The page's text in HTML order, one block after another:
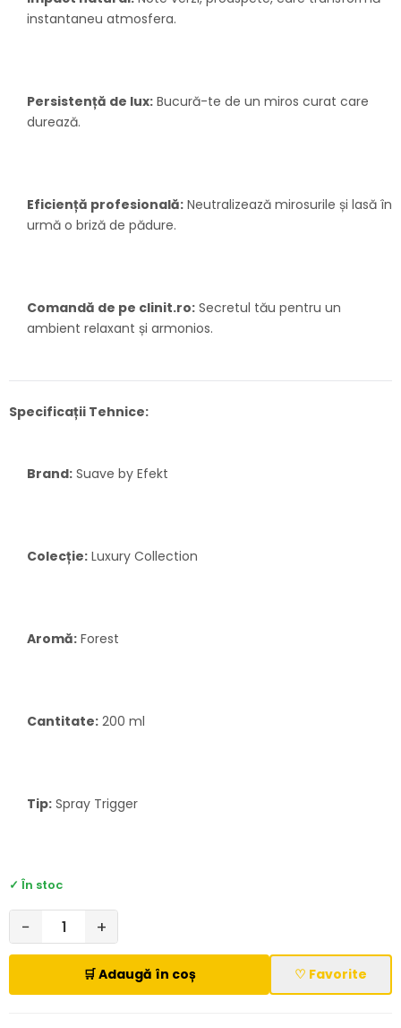
instantaneu atmosfera.
Persistență de lux: Bucură-te de un miros curat care
durează.
Eficiență profesională: Neutralizează mirosurile și lasă în
urmă o briză de pădure.
Comandă de pe clinit.ro: Secretul tău pentru un
ambient relaxant și armonios.
Specificații Tehnice:
Brand: Suave by Efekt
Colecție: Luxury Collection
Aromă: Forest
Cantitate: 200 ml
Tip: Spray Trigger
✓ În stoc
− +
🛒 Adaugă în coș ♡ Favorite